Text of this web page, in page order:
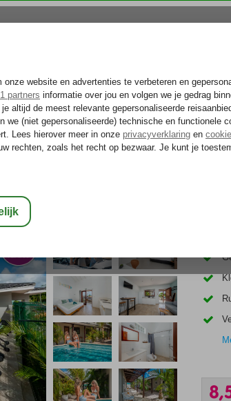
Rondreizen
Voelt als
Resort